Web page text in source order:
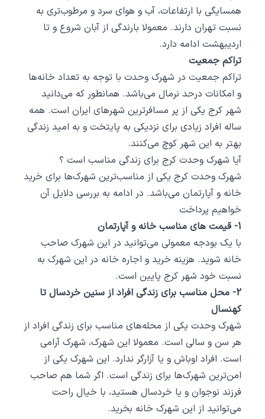
همسایگی با ارتفاعات، آب و هوای سرد و مرطوب‌تری به
نسبت تهران دارند. معمولا بارندگی از آبان شروع و تا
اردیبهشت ادامه دارد.
تراکم جمعیت
تراکم جمعیت در شهرک وحدت با توجه به تعداد خانه‌ها
و امکانات درحد نرمال می‌باشد. همانطور که می‌دانید
شهر کرج یکی از پر مسافرترین شهر‌های ایران است. همه
ساله افراد زیادی برای نزدیکی به پایتخت و به امید زندگی
بهتر به این شهر کوچ می‌کنند.
آیا شهرک وحدت کرج برای زندگی مناسب است ؟
شهرک وحدت کرج یکی از مناسب‌ترین شهرک‌ها برای خرید
خانه و آپارتمان می‌باشد. در ادامه به بررسی دلایل آن
خواهیم پرداخت
1- قیمت‌ های مناسب خانه و آپارتمان
با یک بودجه معمولی می‌توانید در این شهرک صاحب
خانه شوید. هزینه خرید و اجاره خانه در این شهرک به
نسبت خود شهر کرج پایین است.
2- محل مناسب برای زندگی افراد از سنین خردسال تا
کهنسال
شهرک وحدت یکی از محله‌های مناسب برای زندگی افراد از
هر سن و سالی است. معمولا این شهرک، شهرک آرامی
است. افراد اوباش و یا آزارگر ندارد. این شهرک یکی از
امن‌ترین شهرک‌ها برای زندگی است. اگر شما هم صاحب
فرزند نوجوان و یا خردسال هستید، با خیال راحت
می‌توانید از این شهرک خانه بخرید.